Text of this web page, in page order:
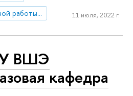
Центр практик, проектной работы и предпринимательства
11 июля, 2022 г.
ВШЭ
кафедра